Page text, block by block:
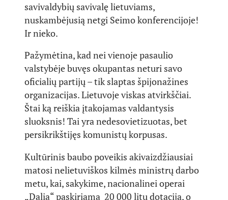
savivaldybių savivalę lietuviams,
nuskambėjusią netgi Seimo konferencijoje!
Ir nieko.
Pažymėtina, kad nei vienoje pasaulio
valstybėje buvęs okupantas neturi savo
oficialių partijų – tik slaptas špijonažines
organizacijas. Lietuvoje viskas atvirkščiai.
Štai ką reiškia įtakojamas valdantysis
sluoksnis! Tai yra nedesovietizuotas, bet
persikrikštijęs komunistų korpusas.
Kultūrinis baubo poveikis akivaizdžiausiai
matosi nelietuviškos kilmės ministrų darbo
metu, kai, sakykime, nacionalinei operai
„Dalia“ paskiriama 20 000 litų dotaciją, o